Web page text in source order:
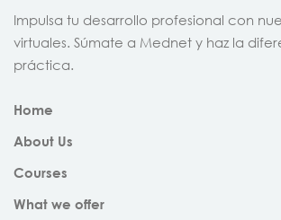
Impulsa tu desarrollo profesional con
virtuales. Súmate a Mednet y haz la
práctica.
Home
About Us
Courses
What we offer